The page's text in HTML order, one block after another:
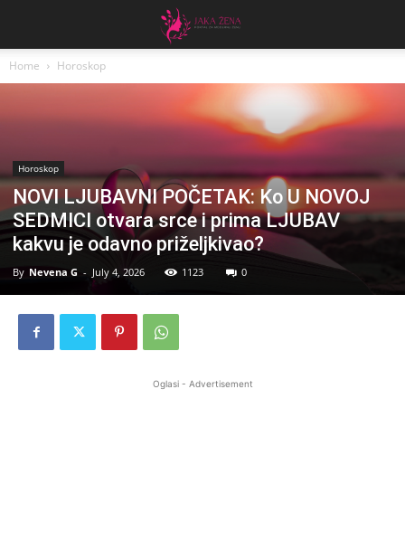
Home Horoskop
Horoskop
NOVI LJUBAVNI POČETAK: Ko U NOVOJ
SEDMICI otvara srce i prima LJUBAV
kakvu je odavno priželjkivao?
By Nevena G - July 4, 2026 1123 0
Oglasi - Advertisement